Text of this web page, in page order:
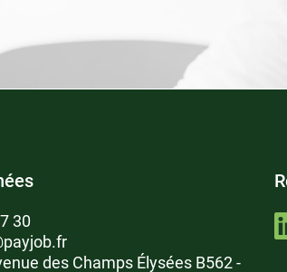
30
des Champs Élysées B562 -